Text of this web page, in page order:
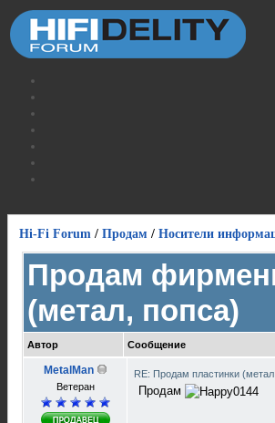
Hi-Fi Forum / Продам / Носители
Продам
(метал, попса)
Автор Сообщение
MetalMan
Ветеран
RE: Продам пластинки
Продам